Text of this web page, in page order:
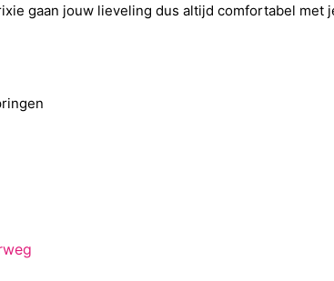
gaan jouw lieveling dus altijd comfortabel met